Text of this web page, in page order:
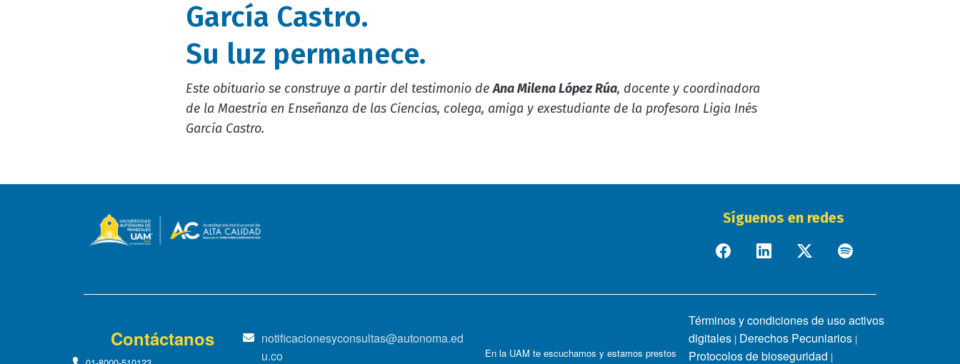
García Castro.
Su luz permanece.
Este obituario se construye a partir del testimonio deAna Milena López Rúa, docente y coordinadora
de la Maestría en Enseñanza de las Ciencias, colega, amiga y exestudiante de la profesora Ligia Inés
García Castro.
Síguenos en redes
Contáctanos
notificacionesyconsultas@autonoma.ed
u.co
En la UAM te escuchamos y estamos prestos
Términos y condiciones de uso activos
digitales | Derechos Pecuniarios |
Protocolos de bioseguridad |